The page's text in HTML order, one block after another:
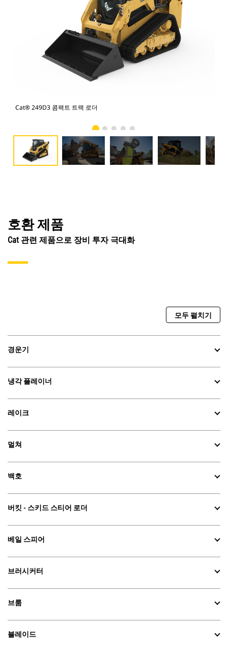
Cat® 249D3 콤팩트 트랙 로더
호환 제품
Cat 관련 제품으로 장비 투자 극대화
모두 펼치기
경운기
냉각 플레이너
레이크
멀쳐
백호
버킷 - 스키드 스티어 로더
베일 스피어
브러시커터
브룸
블레이드